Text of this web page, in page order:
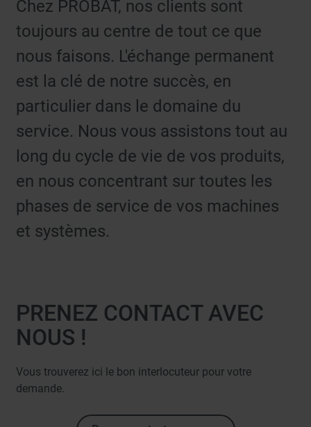
Chez PROBAT, nos clients sont
toujours au centre de tout ce que
nous faisons. L'échange permanent
est la clé de notre succès, en
particulier dans le domaine du
service. Nous vous assistons tout au
long du cycle de vie de vos produits,
en nous concentrant sur toutes les
phases de service de vos machines
et systèmes.
PRENEZ CONTACT AVEC
NOUS !
Vous trouverez ici le bon interlocuteur pour votre
demande.